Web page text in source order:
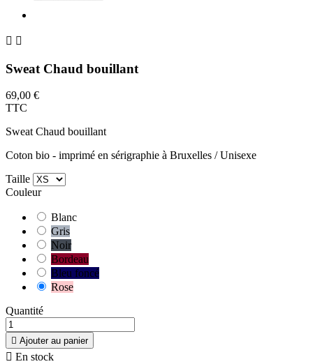
 
Sweat Chaud bouillant
69,00 €
TTC
Sweat Chaud bouillant
Coton bio - imprimé en sérigraphie à Bruxelles / Unisexe
Taille
Couleur
Blanc
Gris
Noir
Bordeau
Bleu foncé
Rose
Quantité
 Ajouter au panier
 En stock